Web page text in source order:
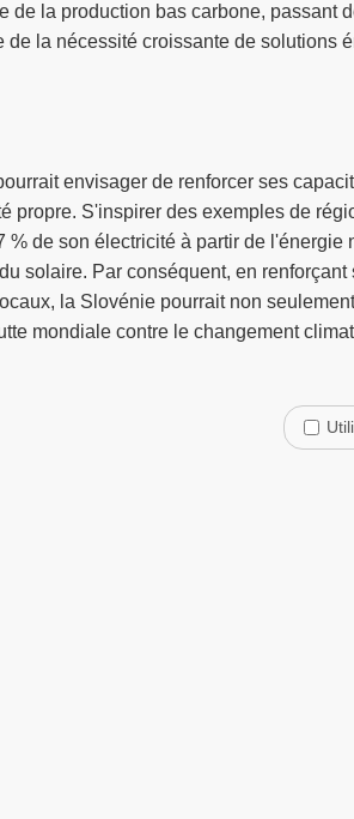
de la production bas carbone, passant
la nécessité croissante de solutions
envisager de renforcer ses
propre. S'inspirer des exemples de
de son électricité à partir de l'énergie
solaire. Par conséquent, en
la Slovénie pourrait non
mondiale contre le changement